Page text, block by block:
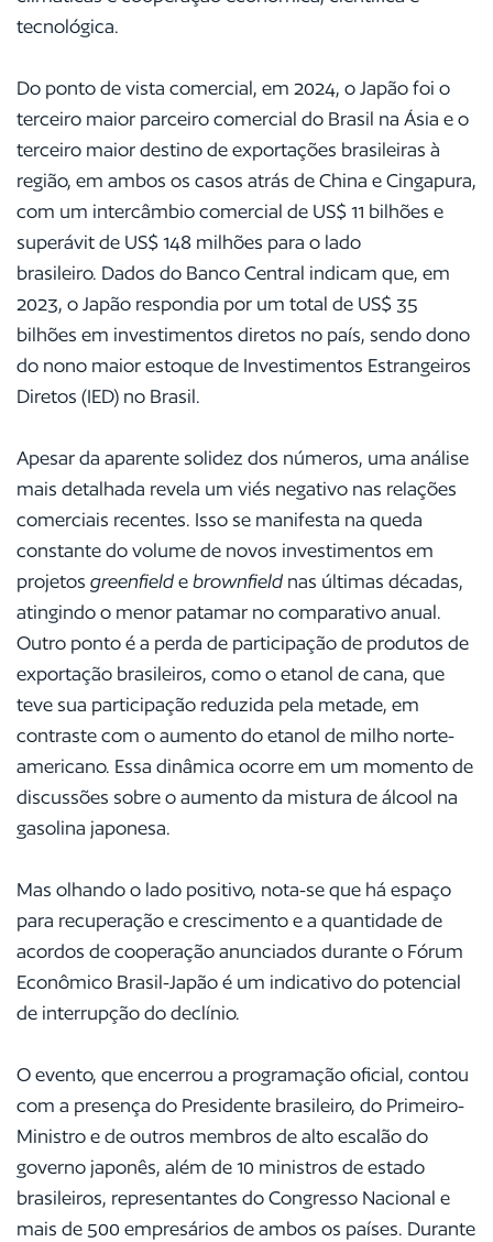
tecnológica.
Do ponto de vista comercial, em 2024, o Japão foi o
terceiro maior parceiro comercial do Brasil na Ásia e o
terceiro maior destino de exportações brasileiras à
região, em ambos os casos atrás de China e Cingapura,
com um intercâmbio comercial de US$ 11 bilhões e
superávit de US$ 148 milhões para o lado
brasileiro. Dados do Banco Central indicam que, em
2023, o Japão respondia por um total de US$ 35
bilhões em investimentos diretos no país, sendo dono
do nono maior estoque de Investimentos Estrangeiros
Diretos (IED) no Brasil.
Apesar da aparente solidez dos números, uma análise
mais detalhada revela um viés negativo nas relações
comerciais recentes. Isso se manifesta na queda
constante do volume de novos investimentos em
projetos greenfieldebrownfield nas últimas décadas,
atingindo o menor patamar no comparativo anual.
Outro ponto é a perda de participação de produtos de
exportação brasileiros, como o etanol de cana, que
teve sua participação reduzida pela metade, em
contraste com o aumento do etanol de milho norte-
americano. Essa dinâmica ocorre em um momento de
discussões sobre o aumento da mistura de álcool na
gasolina japonesa.
Mas olhando o lado positivo, nota-se que há espaço
para recuperação e crescimento e a quantidade de
acordos de cooperação anunciados durante o Fórum
Econômico Brasil-Japão é um indicativo do potencial
de interrupção do declínio.
O evento, que encerrou a programação oficial, contou
com a presença do Presidente brasileiro, do Primeiro-
Ministro e de outros membros de alto escalão do
governo japonês, além de 10 ministros de estado
brasileiros, representantes do Congresso Nacional e
mais de 500 empresários de ambos os países. Durante